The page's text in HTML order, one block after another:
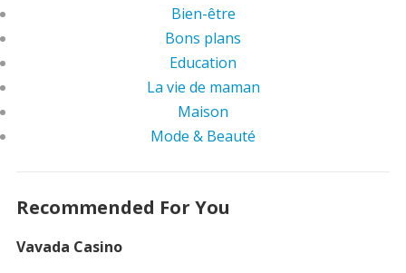
Bien-être
Bons plans
Education
La vie de maman
Maison
Mode & Beauté
Recommended For You
Vavada Casino